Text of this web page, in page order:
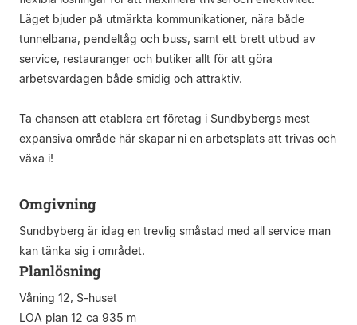
Läget bjuder på utmärkta kommunikationer, nära både
tunnelbana, pendeltåg och buss, samt ett brett utbud av
service, restauranger och butiker allt för att göra
arbetsvardagen både smidig och attraktiv.
Ta chansen att etablera ert företag i Sundbybergs mest
expansiva område här skapar ni en arbetsplats att trivas och
växa i!
Omgivning
Sundbyberg är idag en trevlig småstad med all service man
kan tänka sig i området.
Planlösning
Våning 12, S-huset
LOA plan 12 ca 935 m